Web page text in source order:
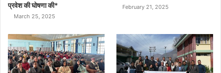
प्रवेश की घोषणा की*
March 25, 2025
February 21, 2025